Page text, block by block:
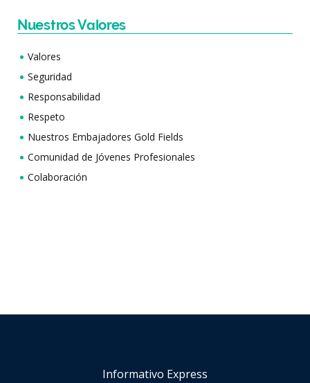
Nuestros Valores
Valores
Seguridad
Responsabilidad
Respeto
Nuestros Embajadores Gold Fields
Comunidad de Jóvenes Profesionales
Colaboración
Informativo Express